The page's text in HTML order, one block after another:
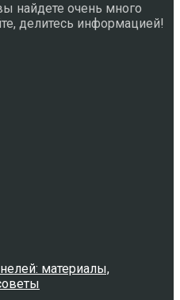
найдете очень много
делитесь информацией!